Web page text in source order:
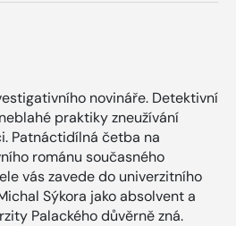
novináře. Detektivní
praktiky zneužívání
Patnáctidílná četba na
románu současného
vás zavede do univerzitního
Sýkora jako absolvent a
Palackého důvěrně zná.